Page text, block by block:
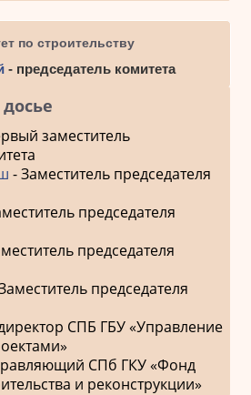
по строительству
- председатель комитета
заместитель
- Заместитель председателя
председателя
председателя
председателя
СПБ ГБУ «Управление
СПб ГКУ «Фонд
и реконструкции»